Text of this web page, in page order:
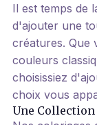
Il est temps de
d'ajouter une
créatures. Que
couleurs
choisissiez
choix vous
Une Collection